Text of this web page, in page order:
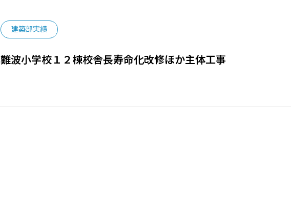
建築部実績
難波小学校１２棟校舎長寿命化改修ほか主体工事